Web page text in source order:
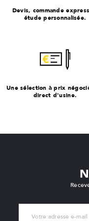
Devis, commande
étude personnalisée.
Une sélection à prix
direct d'usine.